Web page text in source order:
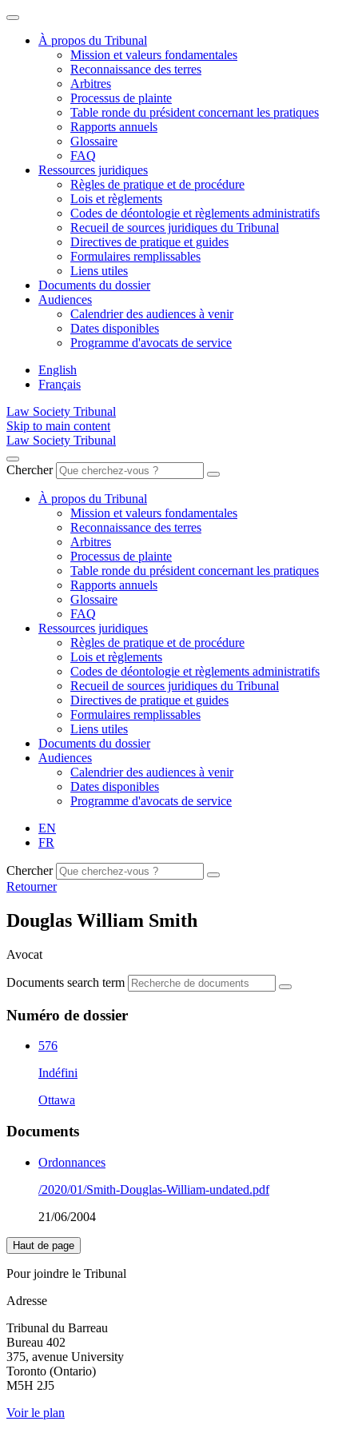
À propos du Tribunal
Mission et valeurs fondamentales
Reconnaissance des terres
Arbitres
Processus de plainte
Table ronde du président concernant les pratiques
Rapports annuels
Glossaire
FAQ
Ressources juridiques
Règles de pratique et de procédure
Lois et règlements
Codes de déontologie et règlements administratifs
Recueil de sources juridiques du Tribunal
Directives de pratique et guides
Formulaires remplissables
Liens utiles
Documents du dossier
Audiences
Calendrier des audiences à venir
Dates disponibles
Programme d'avocats de service
English
Français
Law Society Tribunal
Skip to main content
Law Society Tribunal
Chercher
À propos du Tribunal
Mission et valeurs fondamentales
Reconnaissance des terres
Arbitres
Processus de plainte
Table ronde du président concernant les pratiques
Rapports annuels
Glossaire
FAQ
Ressources juridiques
Règles de pratique et de procédure
Lois et règlements
Codes de déontologie et règlements administratifs
Recueil de sources juridiques du Tribunal
Directives de pratique et guides
Formulaires remplissables
Liens utiles
Documents du dossier
Audiences
Calendrier des audiences à venir
Dates disponibles
Programme d'avocats de service
EN
FR
Chercher
Retourner
Douglas William Smith
Avocat
Documents search term
Numéro de dossier
576
Indéfini
Ottawa
Documents
Ordonnances
/2020/01/Smith-Douglas-William-undated.pdf
21/06/2004
Haut de page
Pour joindre le Tribunal
Adresse
Tribunal du Barreau
Bureau 402
375, avenue University
Toronto (Ontario)
M5H 2J5
Voir le plan